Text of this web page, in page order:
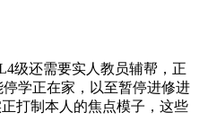
级还需要实人教员辅帮，正
学正在家，以至暂停进修进
打制本人的焦点模子，这些